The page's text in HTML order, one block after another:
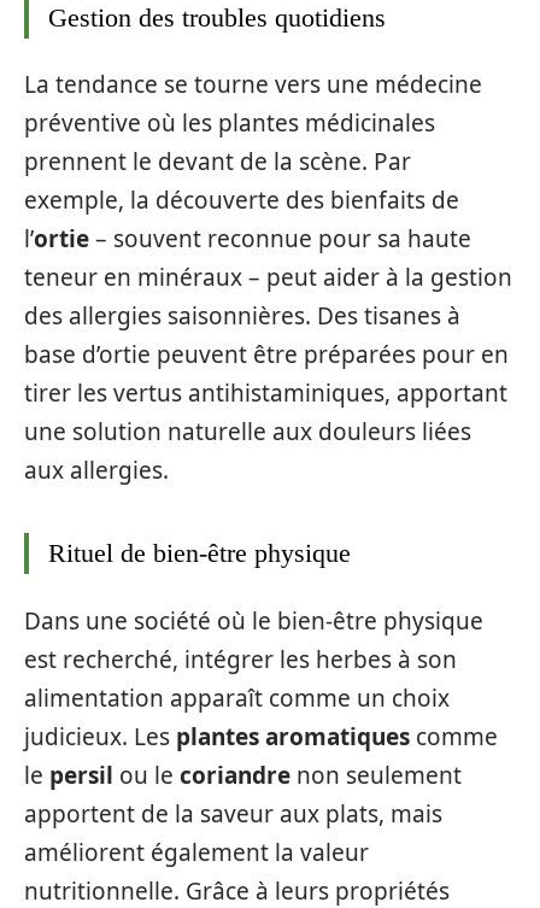
Gestion des troubles quotidiens
La tendance se tourne vers une médecine
préventive où les plantes médicinales
prennent le devant de la scène. Par
exemple, la découverte des bienfaits de
l’ortie– souvent reconnue pour sa haute
teneur en minéraux – peut aider à la gestion
des allergies saisonnières. Des tisanes à
base d’ortie peuvent être préparées pour en
tirer les vertus antihistaminiques, apportant
une solution naturelle aux douleurs liées
aux allergies.
Rituel de bien-être physique
Dans une société où le bien-être physique
est recherché, intégrer les herbes à son
alimentation apparaît comme un choix
judicieux. Les plantes aromatiques comme
le persil ou le coriandre non seulement
apportent de la saveur aux plats, mais
améliorent également la valeur
nutritionnelle. Grâce à leurs propriétés